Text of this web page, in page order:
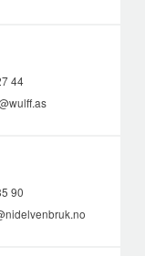
44
90